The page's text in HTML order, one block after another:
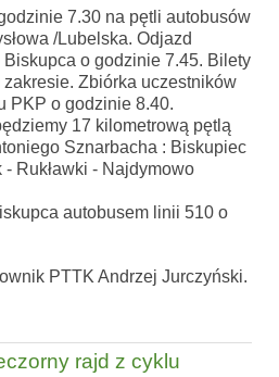
7.30 na pętli autobusów
/Lubelska. Odjazd
o godzinie 7.45. Bilety
zakresie. Zbiórka uczestników
PKP o godzinie 8.40.
17 kilometrową pętlą
Sznarbacha : Biskupiec
Rukławki - Najdymowo
autobusem linii 510 o
PTTK Andrzej Jurczyński.
rajd z cyklu